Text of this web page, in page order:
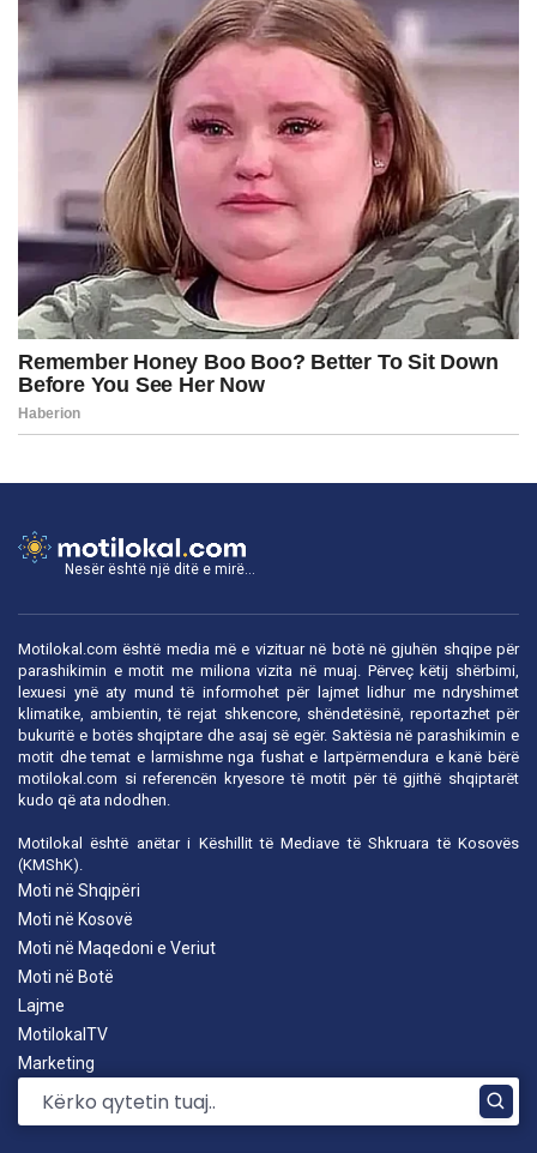
Nesër është një ditë e mirë...
Motilokal.com është media më e vizituar në botë në gjuhën shqipe për
parashikimin e motit me miliona vizita në muaj. Përveç këtij shërbimi,
lexuesi ynë aty mund të informohet për lajmet lidhur me ndryshimet
klimatike, ambientin, të rejat shkencore, shëndetësinë, reportazhet për
bukuritë e botës shqiptare dhe asaj së egër. Saktësia në parashikimin e
motit dhe temat e larmishme nga fushat e lartpërmendura e kanë bërë
motilokal.com si referencën kryesore të motit për të gjithë shqiptarët
kudo që ata ndodhen.
Motilokal është anëtar i Këshillit të Mediave të Shkruara të Kosovës
(KMShK).
Moti në Shqipëri
Moti në Kosovë
Moti në Maqedoni e Veriut
Moti në Botë
Lajme
MotilokalTV
Marketing